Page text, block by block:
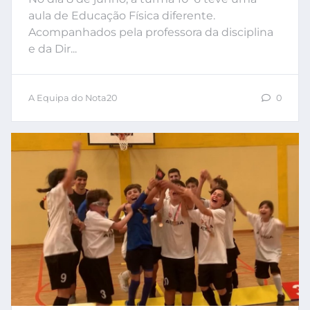
aula de Educação Física diferente.
Acompanhados pela professora da disciplina
e da Dir...
A Equipa do Nota20 0